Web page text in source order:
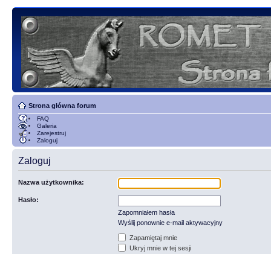
Strona główna forum
FAQ
Galeria
Zarejestruj
Zaloguj
Zaloguj
Nazwa użytkownika:
Hasło:
Zapomniałem hasła
Wyślij ponownie e-mail aktywacyjny
Zapamiętaj mnie
Ukryj mnie w tej sesji